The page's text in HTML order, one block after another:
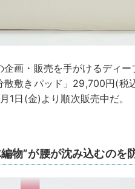
企画・販売を手がけるディ
散敷きパッド」29,700円(税
1日(金)より順次販売中だ。
物”が腰が沈み込むのを